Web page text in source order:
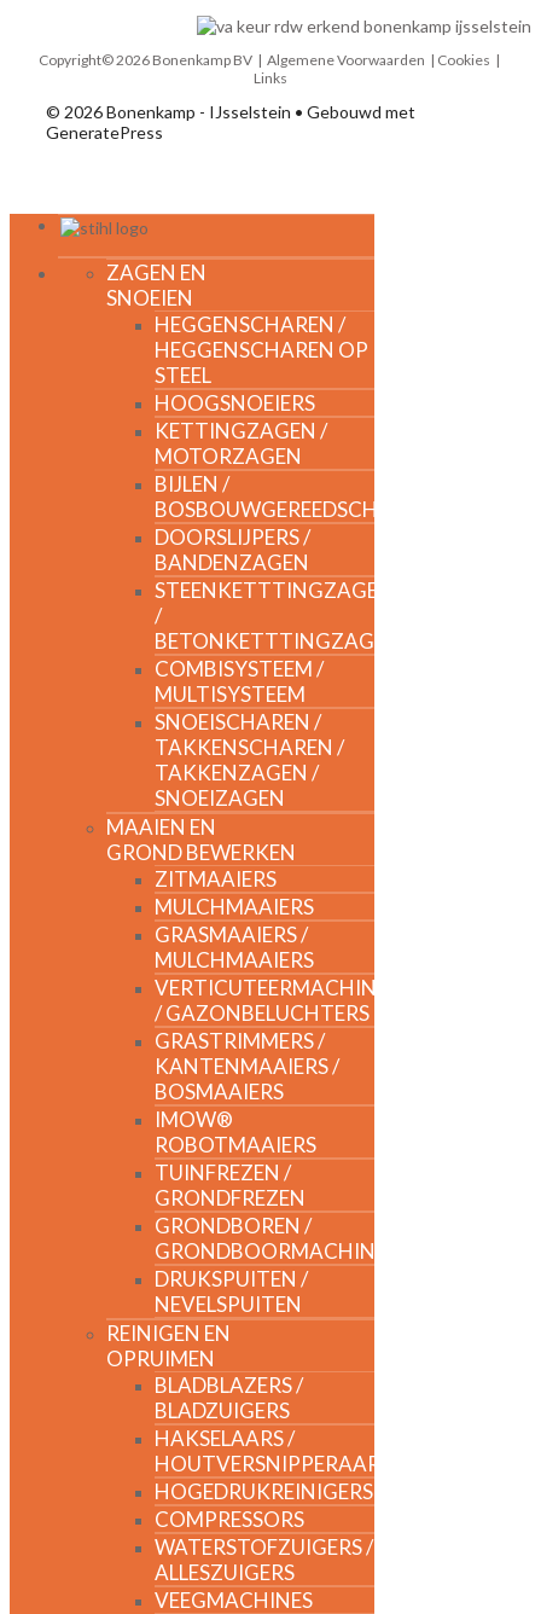
Copyright© 2026 Bonenkamp BV | Algemene Voorwaarden | Cookies |
Links
© 2026 Bonenkamp - IJsselstein • Gebouwd met
GeneratePress
ZAGEN EN
SNOEIEN
HEGGENSCHAREN /
HEGGENSCHAREN OP
STEEL
HOOGSNOEIERS
KETTINGZAGEN /
MOTORZAGEN
BIJLEN /
BOSBOUWGEREEDSCHAP
DOORSLIJPERS /
BANDENZAGEN
STEENKETTTINGZAGEN
/
BETONKETTTINGZAGEN
COMBISYSTEEM /
MULTISYSTEEM
SNOEISCHAREN /
TAKKENSCHAREN /
TAKKENZAGEN /
SNOEIZAGEN
MAAIEN EN
GROND BEWERKEN
ZITMAAIERS
MULCHMAAIERS
GRASMAAIERS /
MULCHMAAIERS
VERTICUTEERMACHINES
/ GAZONBELUCHTERS
GRASTRIMMERS /
KANTENMAAIERS /
BOSMAAIERS
IMOW®
ROBOTMAAIERS
TUINFREZEN /
GRONDFREZEN
GRONDBOREN /
GRONDBOORMACHINES
DRUKSPUITEN /
NEVELSPUITEN
REINIGEN EN
OPRUIMEN
BLADBLAZERS /
BLADZUIGERS
HAKSELAARS /
HOUTVERSNIPPERAARS
HOGEDRUKREINIGERS
COMPRESSORS
WATERSTOFZUIGERS /
ALLESZUIGERS
VEEGMACHINES